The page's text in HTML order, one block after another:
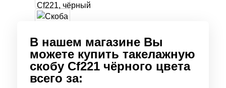
В нашем магазине Вы
можете купить такелажную
скобу Cf221 чёрного цвета
всего за: